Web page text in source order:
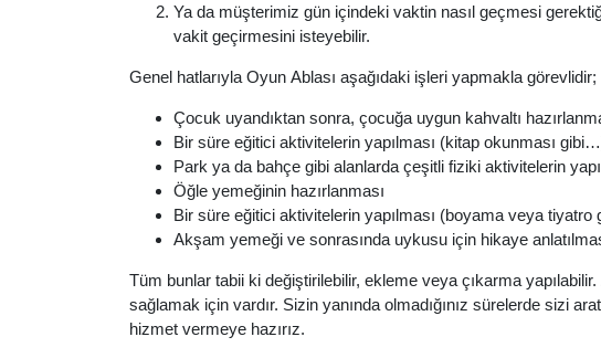
Ya da müşterimiz gün içindeki vaktin nasıl geçmesi
vakit geçirmesini isteyebilir.
Genel hatlarıyla Oyun Ablası aşağıdaki işleri yapmakla görevlidir;
Çocuk uyandıktan sonra, çocuğa uygun kahvaltı
Bir süre eğitici aktivitelerin yapılması (kitap okunması
Park ya da bahçe gibi alanlarda çeşitli fiziki aktivitelerin
Öğle yemeğinin hazırlanması
Bir süre eğitici aktivitelerin yapılması (boyama veya
Akşam yemeği ve sonrasında uykusu için hikaye
Tüm bunlar tabii ki değiştirilebilir, ekleme veya çıkarma
sağlamak için vardır. Sizin yanında olmadığınız sürelerde sizi
hizmet vermeye hazırız.